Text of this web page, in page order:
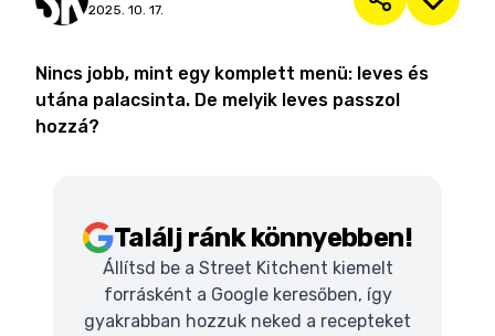
2025. 10. 17.
Nincs jobb, mint egy komplett menü: leves és
utána palacsinta. De melyik leves passzol
hozzá?
Találj ránk könnyebben!
Állítsd be a Street Kitchent kiemelt
forrásként a Google keresőben, így
gyakrabban hozzuk neked a recepteket